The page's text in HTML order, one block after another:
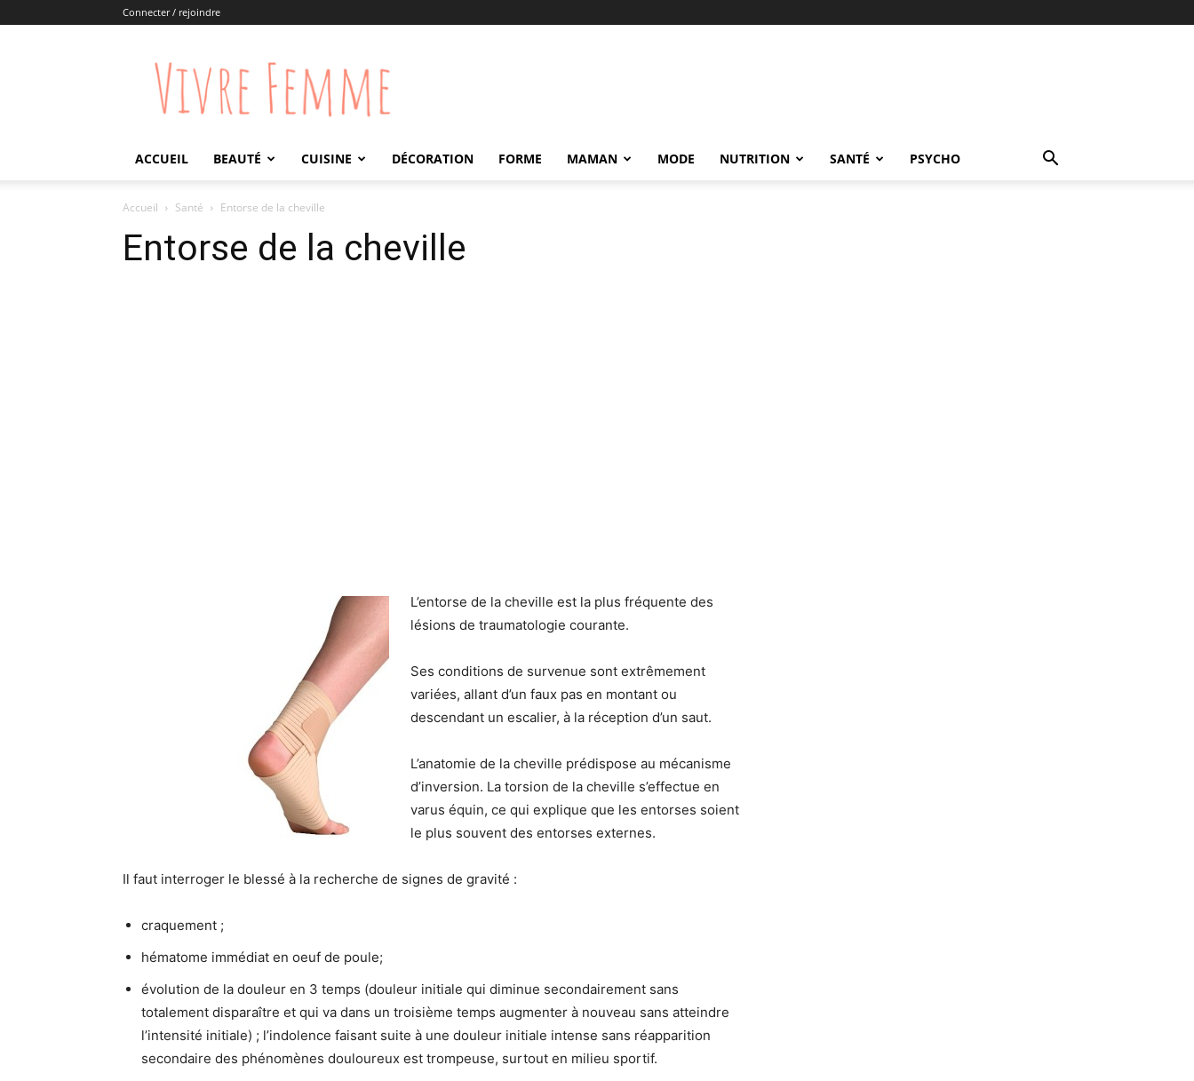
Connecter / rejoindre
Vivre
Femme
ACCUEIL BEAUTÉ CUISINE DÉCORATION FORME MAMAN MODE NUTRITION SANTÉ PSYCHO
Accueil Santé Entorse de la cheville
Entorse de la cheville
L’entorse de la cheville est la plus fréquente des
lésions de traumatologie courante.
Ses conditions de survenue sont extrêmement
variées, allant d’un faux pas en montant ou
descendant un escalier, à la réception d’un saut.
L’anatomie de la cheville prédispose au mécanisme
d’inversion. La torsion de la cheville s’effectue en
varus équin, ce qui explique que les entorses soient
le plus souvent des entorses externes.
Il faut interroger le blessé à la recherche de signes de gravité :
craquement ;
hématome immédiat en oeuf de poule;
évolution de la douleur en 3 temps (douleur initiale qui diminue secondairement sans
totalement disparaître et qui va dans un troisième temps augmenter à nouveau sans atteindre
l’intensité initiale) ; l’indolence faisant suite à une douleur initiale intense sans réapparition
secondaire des phénomènes douloureux est trompeuse, surtout en milieu sportif.